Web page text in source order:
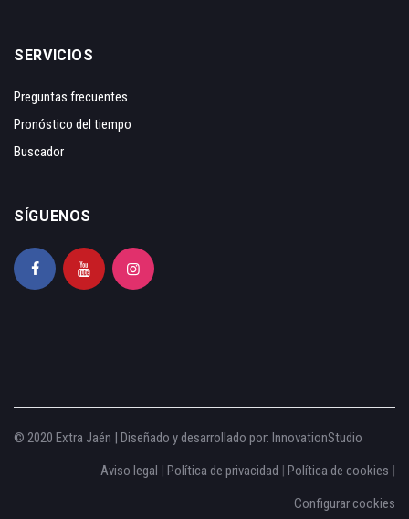
SERVICIOS
Preguntas frecuentes
Pronóstico del tiempo
Buscador
SÍGUENOS
© 2020 Extra Jaén | Diseñado y desarrollado por: InnovationStudio
Aviso legal | Política de privacidad | Política de cookies |
Configurar cookies